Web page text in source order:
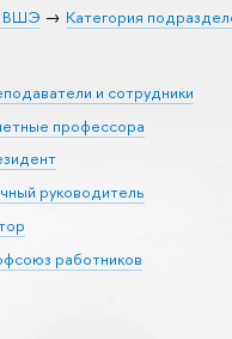
ВШЭ
Категория
и сотрудники
профессора
руководитель
работников